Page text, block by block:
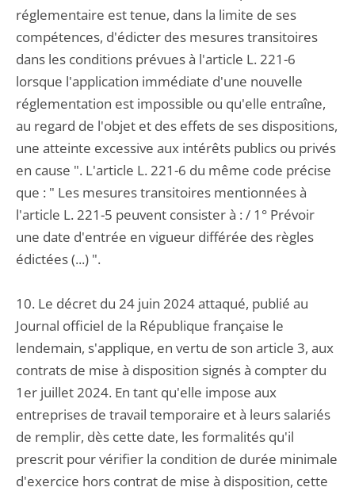
réglementaire est tenue, dans la limite de ses
compétences, d'édicter des mesures transitoires
dans les conditions prévues à l'article L. 221-6
lorsque l'application immédiate d'une nouvelle
réglementation est impossible ou qu'elle entraîne,
au regard de l'objet et des effets de ses dispositions,
une atteinte excessive aux intérêts publics ou privés
en cause ". L'article L. 221-6 du même code précise
que : " Les mesures transitoires mentionnées à
l'article L. 221-5 peuvent consister à : / 1° Prévoir
une date d'entrée en vigueur différée des règles
édictées (...) ".
10. Le décret du 24 juin 2024 attaqué, publié au
Journal officiel de la République française le
lendemain, s'applique, en vertu de son article 3, aux
contrats de mise à disposition signés à compter du
1er juillet 2024. En tant qu'elle impose aux
entreprises de travail temporaire et à leurs salariés
de remplir, dès cette date, les formalités qu'il
prescrit pour vérifier la condition de durée minimale
d'exercice hors contrat de mise à disposition, cette